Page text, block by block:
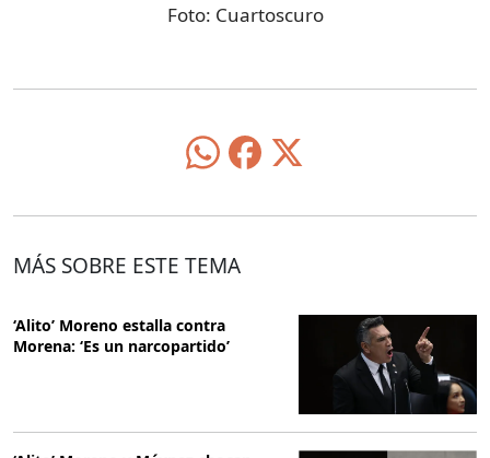
Foto: Cuartoscuro
MÁS SOBRE ESTE TEMA
‘Alito’ Moreno estalla contra
Morena: ‘Es un narcopartido’